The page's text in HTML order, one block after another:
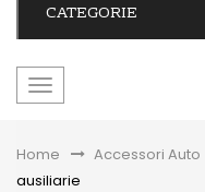
CATEGORIE
navigazione
Home &gt;Accessori Auto
ausiliarie